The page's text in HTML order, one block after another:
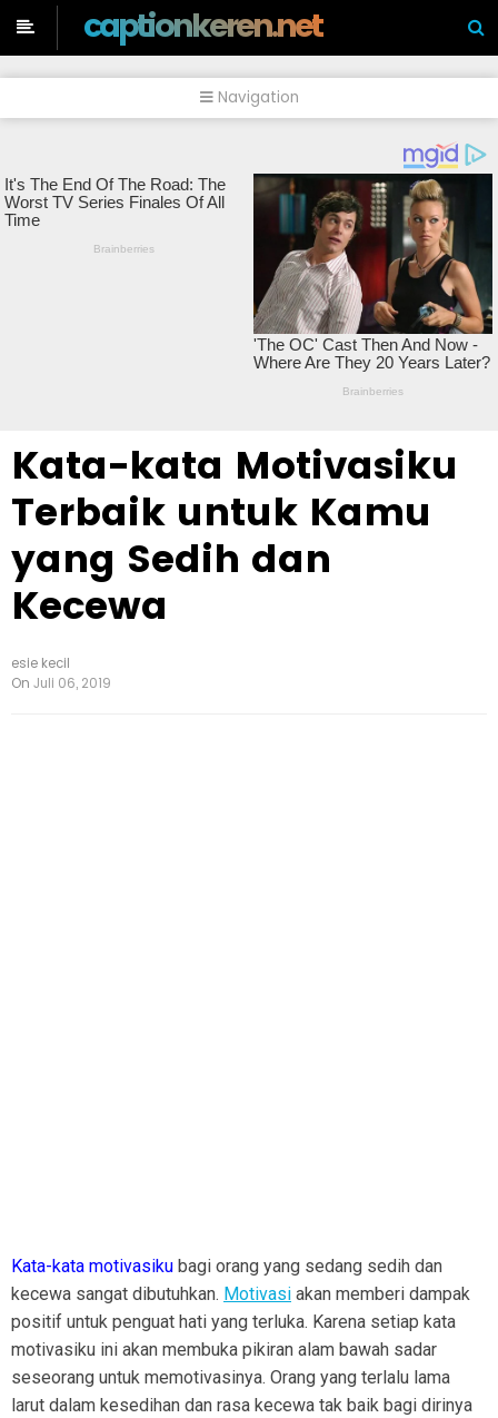
captionkeren.net
Navigation
Kata-kata Motivasiku
Terbaik untuk Kamu
yang Sedih dan
Kecewa
esie kecil
On Juli 06, 2019
Kata-kata motivasiku bagi orang yang sedang sedih dan
kecewa sangat dibutuhkan. Motivasi akan memberi dampak
positif untuk penguat hati yang terluka. Karena setiap kata
motivasiku ini akan membuka pikiran alam bawah sadar
seseorang untuk memotivasinya. Orang yang terlalu lama
larut dalam kesedihan dan rasa kecewa tak baik bagi dirinya